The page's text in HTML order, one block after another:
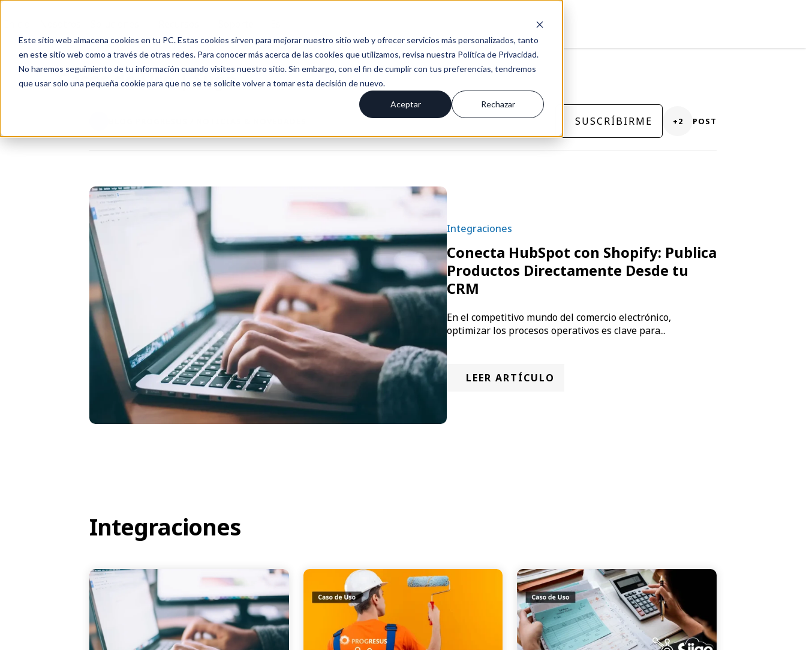
Este sitio web almacena cookies en tu PC. Estas cookies sirven para mejorar nuestro sitio web y ofrecer servicios más personalizados, tanto
en este sitio web como a través de otras redes. Para conocer más acerca de las cookies que utilizamos, revisa nuestra Política de Privacidad.
No haremos seguimiento de tu información cuando visites nuestro sitio. Sin embargo, con el fin de cumplir con tus preferencias, tendremos
que usar solo una pequeña cookie para que no se te solicite volver a tomar esta decisión de nuevo.
Aceptar Rechazar
Casos de Uso | Siigo
SUSCRÍBIRME +2 POST
Integraciones
Conecta HubSpot con Shopify: Publica
Productos Directamente Desde tu
CRM
En el competitivo mundo del comercio electrónico,
optimizar los procesos operativos es clave para...
LEER ARTÍCULO
Integraciones